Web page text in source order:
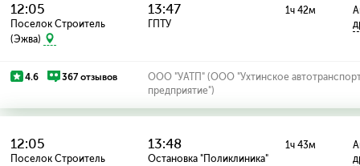
12:05
Поселок Строитель
(Эжва)
13:47
ГПТУ
1ч 42м
4.6 367 отзывов
ООО "УАТП" (ООО "Ухтинское
предприятие")
12:05
Поселок Строитель
13:48
Остановка "Поликлиника"
1ч 43м